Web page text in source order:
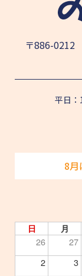
〒886-
平日
8月
日 月
26 27
2
3